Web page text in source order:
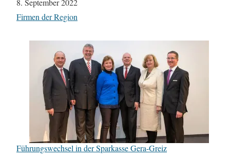
Datum
8. September 2022
In Bezug auf
Firmen der Region
Führungswechsel in der Sparkasse Gera-Greiz